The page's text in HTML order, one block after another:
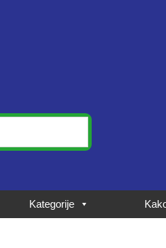
Kategorije